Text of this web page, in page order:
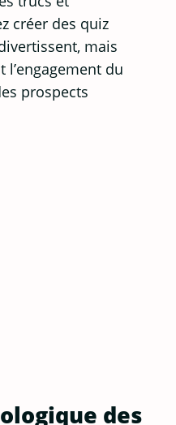
créer des quiz
mais
du
prospects
des